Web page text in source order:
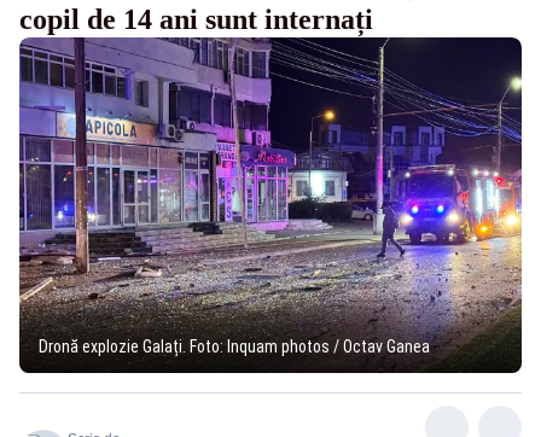
copil de 14 ani sunt internați
Dronă explozie Galați. Foto: Inquam photos / Octav Ganea